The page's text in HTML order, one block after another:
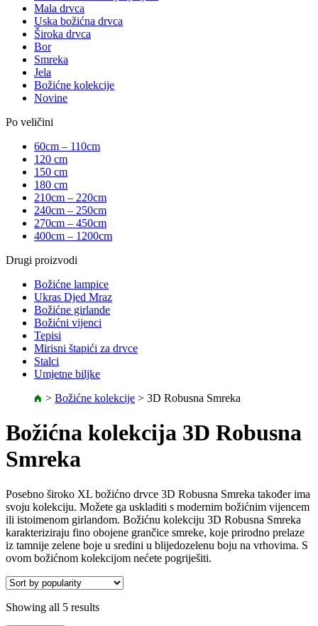
Mala drvca
Uska božićna drvca
Široka drvca
Bor
Smreka
Jela
Božićne kolekcije
Novine
Po veličini
60cm – 110cm
120 cm
150 cm
180 cm
210cm – 220cm
240cm – 250cm
270cm – 450cm
400cm – 1200cm
Drugi proizvodi
Božićne lampice
Ukras Djed Mraz
Božićne girlande
Božićni vijenci
Tepisi
Mirisni štapići za drvce
Stalci
Umjetne biljke
> Božićne kolekcije > 3D Robusna Smreka
Božićna kolekcija 3D Robusna
Smreka
Posebno široko XL božićno drvce 3D Robusna Smreka također ima
svoju kolekciju. Možete ga uskladiti s modernim božićnim vijencem
ili istoimenom girlandom. Božićnu kolekciju 3D Robusna Smreka
karakteriziraju fino obojene grančice smreke, koje prirodno prelaze
iz tamnije zelene boje u sredini u blijedozelenu boju na vrhovima. S
ovom božićnom kolekcijom nećete pogriješiti.
Showing all 5 results